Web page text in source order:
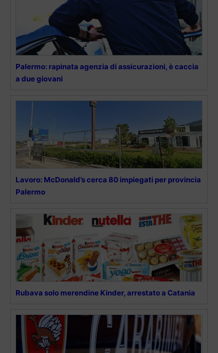
Palermo: rapinata agenzia di assicurazioni, è caccia
a due giovani
Lavoro: McDonald’s cerca 80 impiegati per provincia
Palermo
Rubava solo merendine Kinder, arrestato a Catania